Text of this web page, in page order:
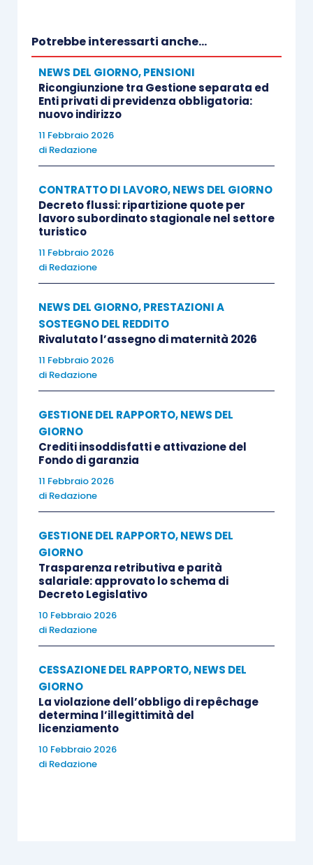
Potrebbe interessarti anche...
NEWS DEL GIORNO,PENSIONI
Ricongiunzione tra Gestione separata ed
Enti privati di previdenza obbligatoria:
nuovo indirizzo
11 Febbraio 2026
di Redazione
CONTRATTO DI LAVORO,NEWS DEL GIORNO
Decreto flussi: ripartizione quote per
lavoro subordinato stagionale nel settore
turistico
11 Febbraio 2026
di Redazione
NEWS DEL GIORNO,PRESTAZIONI A
SOSTEGNO DEL REDDITO
Rivalutato l’assegno di maternità 2026
11 Febbraio 2026
di Redazione
GESTIONE DEL RAPPORTO,NEWS DEL
GIORNO
Crediti insoddisfatti e attivazione del
Fondo di garanzia
11 Febbraio 2026
di Redazione
GESTIONE DEL RAPPORTO,NEWS DEL
GIORNO
Trasparenza retributiva e parità
salariale: approvato lo schema di
Decreto Legislativo
10 Febbraio 2026
di Redazione
CESSAZIONE DEL RAPPORTO,NEWS DEL
GIORNO
La violazione dell’obbligo di repêchage
determina l’illegittimità del
licenziamento
10 Febbraio 2026
di Redazione